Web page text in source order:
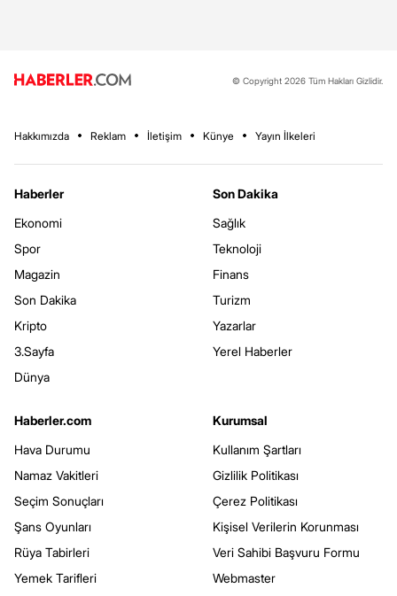
© Copyright 2026 Tüm Hakları Gizlidir.
Hakkımızda Reklam İletişim Künye Yayın İlkeleri
Haberler
Ekonomi
Spor
Magazin
Son Dakika
Kripto
3.Sayfa
Dünya
Son Dakika
Sağlık
Teknoloji
Finans
Turizm
Yazarlar
Yerel Haberler
Haberler.com
Hava Durumu
Namaz Vakitleri
Seçim Sonuçları
Şans Oyunları
Rüya Tabirleri
Yemek Tarifleri
Kurumsal
Kullanım Şartları
Gizlilik Politikası
Çerez Politikası
Kişisel Verilerin Korunması
Veri Sahibi Başvuru Formu
Webmaster